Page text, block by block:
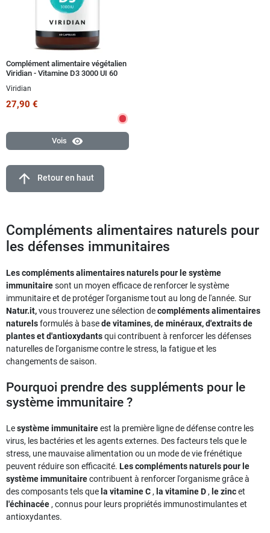
Complément alimentaire végétalien
Viridian - Vitamine D3 3000 UI 60
Viridian
27,90 €
Vois visibility
arrow_upward Retour en haut
Compléments alimentaires naturels pour
les défenses immunitaires
Les compléments alimentaires naturels pour le système
immunitairesont un moyen efficace de renforcer le système
immunitaire et de protéger l'organisme tout au long de l'année. Sur
Natur.it,vous trouverez une sélection decompléments alimentaires
naturelsformulés à basede vitamines, de minéraux, d'extraits de
plantes et d'antioxydantsqui contribuent à renforcer les défenses
naturelles de l'organisme contre le stress, la fatigue et les
changements de saison.
Pourquoi prendre des suppléments pour le
système immunitaire ?
Lesystème immunitaireest la première ligne de défense contre les
virus, les bactéries et les agents externes. Des facteurs tels que le
stress, une mauvaise alimentation ou un mode de vie frénétique
peuvent réduire son efficacité. Les compléments naturels pour le
système immunitairecontribuent à renforcer l'organisme grâce à
des composants tels que la vitamine C , la vitamine D , le zincet
l'échinacée , connus pour leurs propriétés immunostimulantes et
antioxydantes.